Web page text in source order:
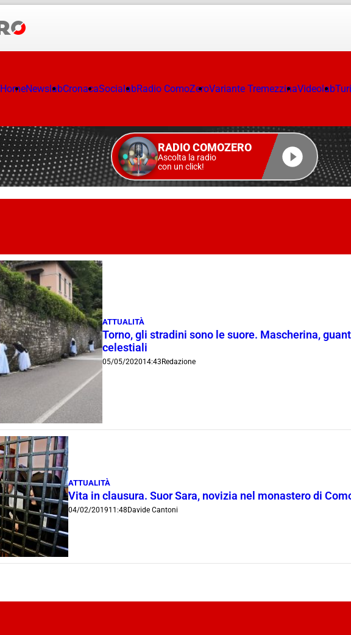
HomeNewslabCronacaSocialabRadio ComoZeroVariante TremezzinaVideolab
RADIO COMOZERO
Ascolta la radio
con un click!
ATTUALITÀ
Torno, gli stradini sono le suore. Mascherina,
celestiali
05/05/202014:43 Redazione
ATTUALITÀ
Vita in clausura. Suor Sara, novizia nel monastero di
04/02/201911:48 Davide Cantoni